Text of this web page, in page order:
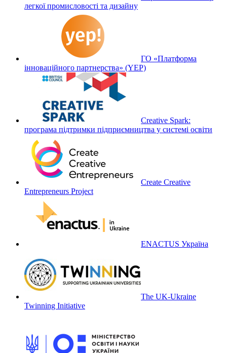
легкої промисловості та дизайну
ГО «Платформа
інноваційного партнерства» (YEP)
Creative Spark:
програма підтримки підприємництва у системі освіти
Create Creative
Entrepreneurs Project
ENACTUS Україна
The UK-Ukraine
Twinning Initiative